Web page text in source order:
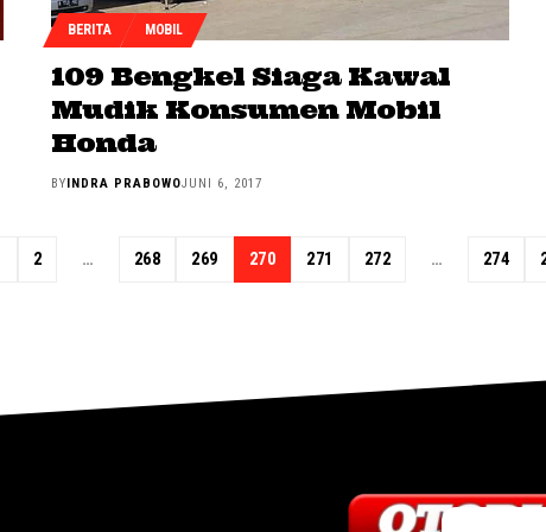
BERITA MOBIL
109 Bengkel Siaga Kawal
Mudik Konsumen Mobil
Honda
BYINDRA PRABOWOJUNI 6, 2017
2 … 268 269 270 271 272 … 274